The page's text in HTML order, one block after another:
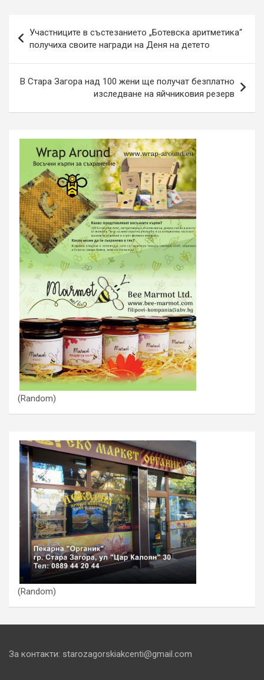
Участниците в състезанието „Ботевска аритметика“
получиха своите награди на Деня на детето
В Стара Загора над 100 жени ще получат безплатно
изследване на яйчниковия резерв
(Random)
(Random)
За контакти: starozagorskiakcenti@gmail.com